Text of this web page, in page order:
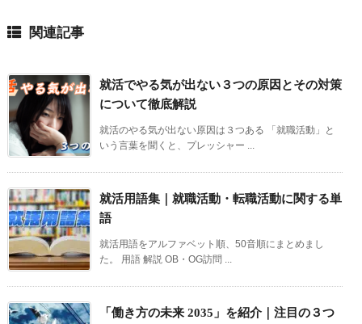
関連記事
就活でやる気が出ない３つの原因とその対策
について徹底解説
就活のやる気が出ない原因は３つある 「就職活動」と
いう言葉を聞くと、プレッシャー ...
就活用語集｜就職活動・転職活動に関する単
語
就活用語をアルファベット順、50音順にまとめまし
た。 用語 解説 OB・OG訪問 ...
「働き方の未来 2035」を紹介｜注目の３つ